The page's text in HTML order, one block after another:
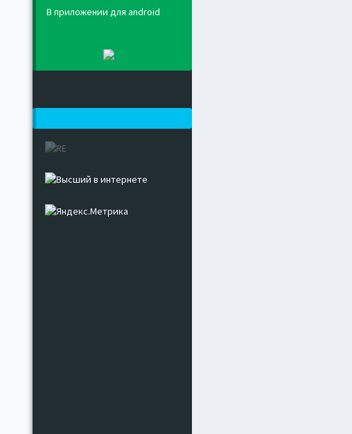
В приложении для android